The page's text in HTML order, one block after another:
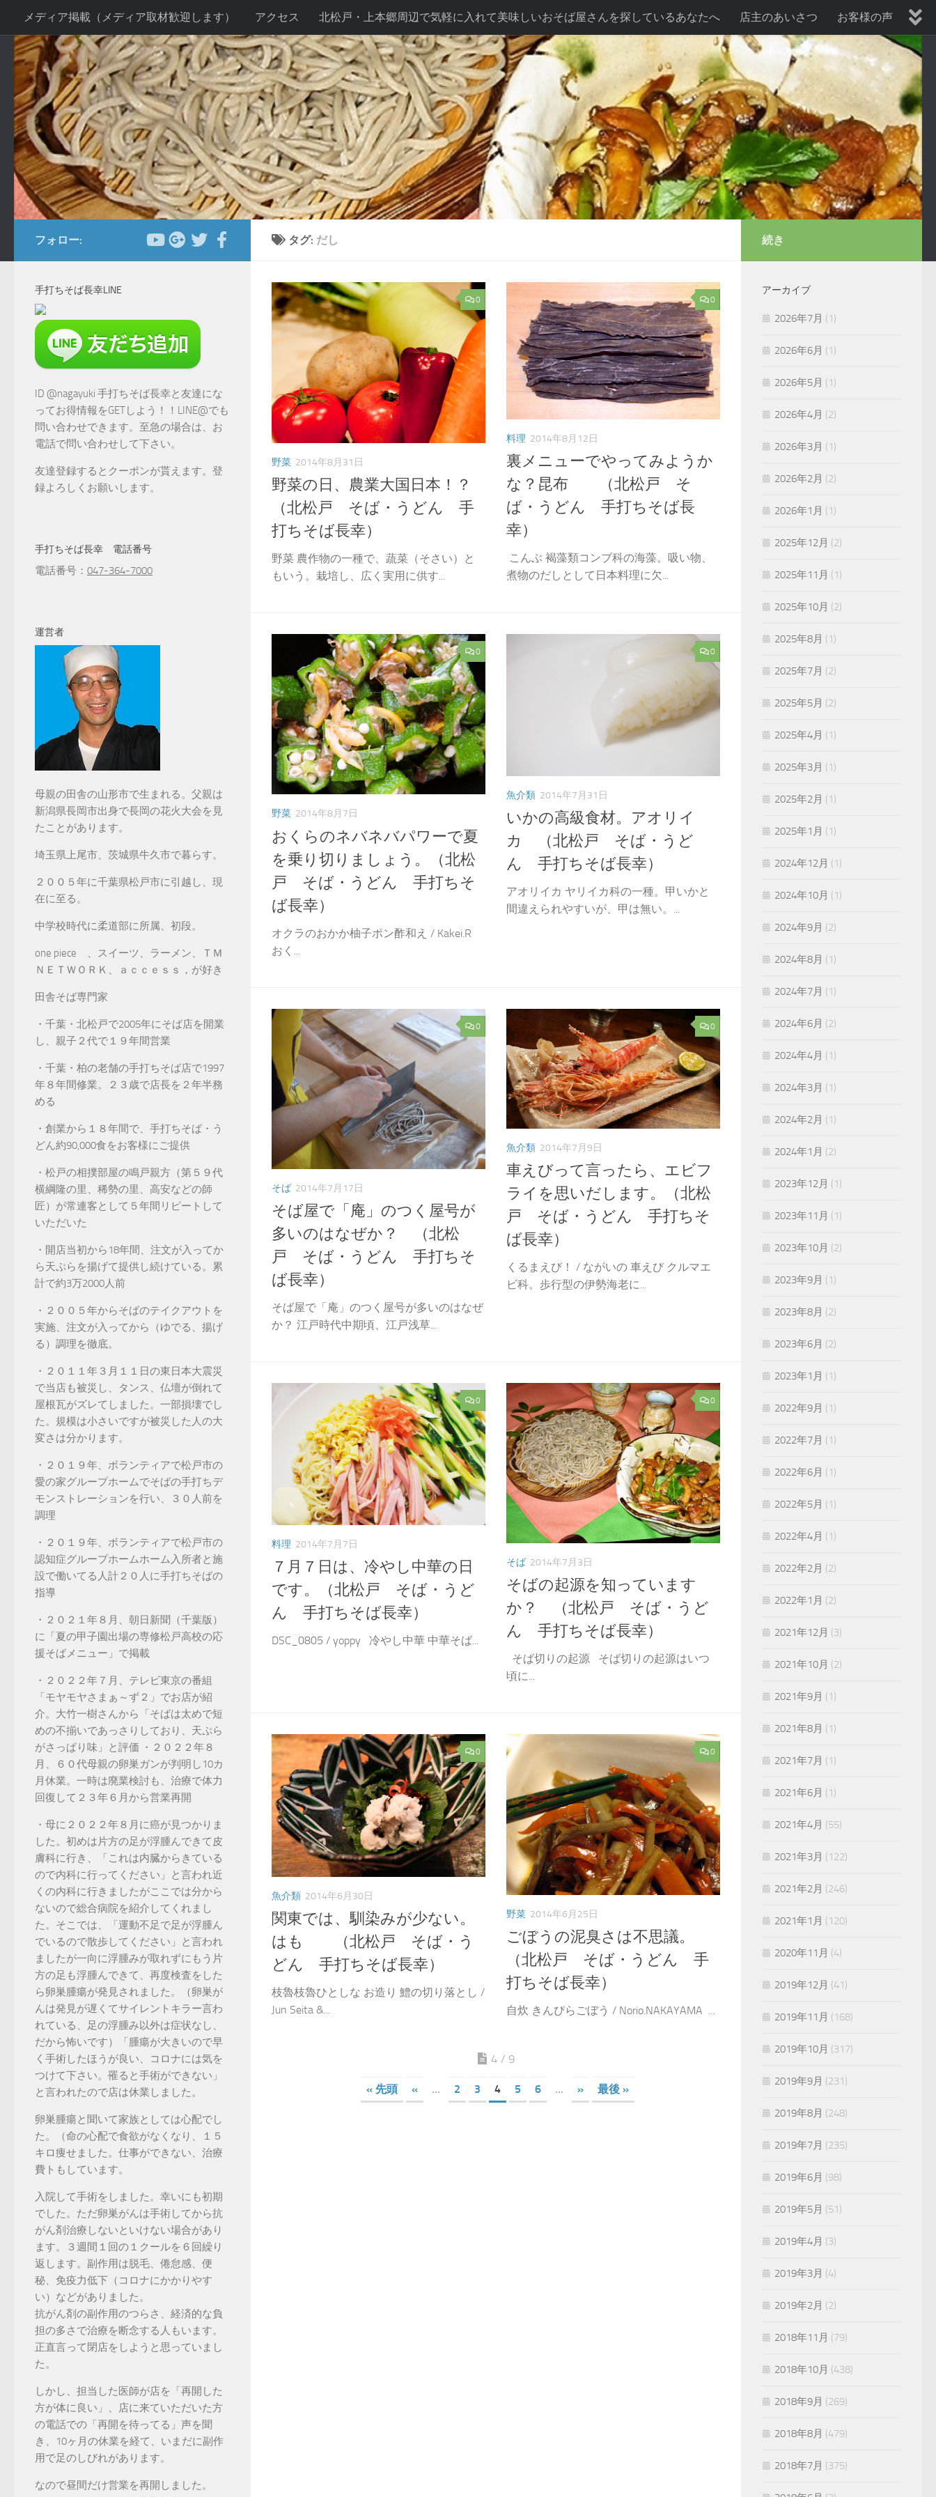
コンテンツへスキップ
メディア掲載（メディア取材歓迎します） アクセス 北松戸・上本郷周辺で気軽に入れて美味しいおそば屋さんを探しているあなたへ 店主のあいさつ お客様の声
お客様の声２ 当店の感染症対策について 手打ちそば長幸こだわり テイクアウト ドリンク 七五三プラン 暑気払い、納涼会プラン 歓送迎会プラン
送別会プラン 新年会プラン 忘年会プラン 法事プラン
タグ: だし
0
野菜 2014年8月31日
野菜の日、農業大国日本！？
（北松戸 そば・うどん 手
打ちそば長幸）
野菜 農作物の一種で、蔬菜（そさい）と
もいう。栽培し、広く実用に供す...
0
料理 2014年8月12日
裏メニューでやってみようか
な？昆布 （北松戸 そ
ば・うどん 手打ちそば長
幸）
こんぶ 褐藻類コンブ科の海藻。吸い物、
煮物のだしとして日本料理に欠...
0
野菜 2014年8月7日
おくらのネバネバパワーで夏
を乗り切りましょう。（北松
戸 そば・うどん 手打ちそ
ば長幸）
オクラのおかか柚子ポン酢和え / Kakei.R
おく...
0
魚介類 2014年7月31日
いかの高級食材。アオリイ
カ （北松戸 そば・うど
ん 手打ちそば長幸）
アオリイカ ヤリイカ科の一種。甲いかと
間違えられやすいが、甲は無い。...
0
そば 2014年7月17日
そば屋で「庵」のつく屋号が
多いのはなぜか？ （北松
戸 そば・うどん 手打ちそ
ば長幸）
そば屋で「庵」のつく屋号が多いのはなぜ
か？ 江戸時代中期頃、江戸浅草...
0
魚介類 2014年7月9日
車えびって言ったら、エビフ
ライを思いだします。（北松
戸 そば・うどん 手打ちそ
ば長幸）
くるまえび！ / ながいの 車えび クルマエ
ビ科。歩行型の伊勢海老に...
0
料理 2014年7月7日
７月７日は、冷やし中華の日
です。（北松戸 そば・うど
ん 手打ちそば長幸）
DSC_0805 / yoppy 冷やし中華 中華そば...
0
そば 2014年7月3日
そばの起源を知っています
か？ （北松戸 そば・うど
ん 手打ちそば長幸）
そば切りの起源 そば切りの起源はいつ
頃に...
0
魚介類 2014年6月30日
関東では、馴染みが少ない。
はも （北松戸 そば・う
どん 手打ちそば長幸）
枝魯枝魯ひとしな お造り 鱧の切り落とし /
Jun Seita &...
0
野菜 2014年6月25日
ごぼうの泥臭さは不思議。
（北松戸 そば・うどん 手
打ちそば長幸）
自炊 きんぴらごぼう / Norio.NAKAYAMA ...
4 / 9
« 先頭 « ... 2 3 4 5 6 ... » 最後 »
フォロー:
手打ちそば長幸LINE
ID @nagayuki 手打ちそば長幸と友達にな
ってお得情報をGETしよう！！LINE@でも
問い合わせできます。至急の場合は、お
電話で問い合わせして下さい。
友達登録するとクーポンが貰えます。登
録よろしくお願いします。
手打ちそば長幸 電話番号
電話番号： 047-364-7000
運営者
母親の田舎の山形市で生まれる。父親は
新潟県長岡市出身で長岡の花火大会を見
たことがあります。
埼玉県上尾市、茨城県牛久市で暮らす。
２００５年に千葉県松戸市に引越し、現
在に至る。
中学校時代に柔道部に所属、初段。
one piece 、スイーツ、ラーメン、ＴＭ
ＮＥＴＷＯＲＫ、ａｃｃｅｓｓ，が好き
田舎そば専門家
・千葉・北松戸で2005年にそば店を開業
し、親子２代で１９年間営業
・千葉・柏の老舗の手打ちそば店で1997
年８年間修業。２３歳で店長を２年半務
める
・創業から１８年間で、手打ちそば・う
どん約90,000食をお客様にご提供
・松戸の相撲部屋の鳴戸親方（第５９代
横綱隆の里、稀勢の里、高安などの師
匠）が常連客として５年間リピートして
いただいた
・開店当初から18年間、注文が入ってか
ら天ぷらを揚げて提供し続けている。累
計で約3万2000人前
・２００５年からそばのテイクアウトを
実施、注文が入ってから（ゆでる、揚げ
る）調理を徹底。
・２０１１年３月１１日の東日本大震災
で当店も被災し、タンス、仏壇が倒れて
屋根瓦がズレてしました。一部損壊でし
た。規模は小さいですが被災した人の大
変さは分かります。
・２０１９年、ボランティアで松戸市の
愛の家グループホームでそばの手打ちデ
モンストレーションを行い、３０人前を
調理
・２０１９年、ボランティアで松戸市の
認知症グループホームホーム入所者と施
設で働いてる人計２０人に手打ちそばの
指導
・２０２１年８月、朝日新聞（千葉版）
に「夏の甲子園出場の専修松戸高校の応
援そばメニュー」で掲載
・２０２２年７月、テレビ東京の番組
「モヤモヤさまぁ～ず２」でお店が紹
介。大竹一樹さんから「そばは太めで短
めの不揃いであっさりしており、天ぷら
がさっぱり味」と評価 ・２０２２年８
月、６０代母親の卵巣ガンが判明し10カ
月休業。一時は廃業検討も、治療で体力
回復して２３年６月から営業再開
・母に２０２２年８月に癌が見つかりま
した。初めは片方の足が浮腫んできて皮
膚科に行き、「これは内臓からきている
ので内科に行ってください」と言われ近
くの内科に行きましたがここでは分から
ないので総合病院を紹介してくれまし
た。そこでは、「運動不足で足が浮腫ん
でいるので散歩してください」と言われ
ましたが一向に浮腫みが取れずにもう片
方の足も浮腫んできて、再度検査をした
ら卵巣腫瘍が発見されました。（卵巣が
んは発見が遅くてサイレントキラー言わ
れている、足の浮腫み以外は症状なし、
だから怖いです）「腫瘍が大きいので早
く手術したほうが良い、コロナには気を
つけて下さい。罹ると手術ができない」
と言われたので店は休業しました。
卵巣腫瘍と聞いて家族としては心配でし
た。（命の心配で食欲がなくなり、１５
キロ痩せました。仕事ができない、治療
費トもしています。
入院して手術をしました。幸いにも初期
でした。ただ卵巣がんは手術してから抗
がん剤治療しないといけない場合があり
ます。３週間１回の１クールを６回繰り
返します。副作用は脱毛、倦怠感、便
秘、免疫力低下（コロナにかかりやす
い）などがありました。
抗がん剤の副作用のつらさ、経済的な負
担の多さで治療を断念する人もいます。
正直言って閉店をしようと思っていまし
た。
しかし、担当した医師が店を「再開した
方が体に良い」、店に来ていただいた方
の電話での「再開を待ってる」声を聞
き、10ヶ月の休業を経て、いまだに副作
用で足のしびれがあります。
なので昼間だけ営業を再開しました。
続き
アーカイブ
2026年7月 (1)
2026年6月 (1)
2026年5月 (1)
2026年4月 (2)
2026年3月 (1)
2026年2月 (2)
2026年1月 (1)
2025年12月 (2)
2025年11月 (1)
2025年10月 (2)
2025年8月 (1)
2025年7月 (2)
2025年5月 (2)
2025年4月 (1)
2025年3月 (1)
2025年2月 (1)
2025年1月 (1)
2024年12月 (1)
2024年10月 (1)
2024年9月 (2)
2024年8月 (1)
2024年7月 (1)
2024年6月 (2)
2024年4月 (1)
2024年3月 (1)
2024年2月 (1)
2024年1月 (2)
2023年12月 (1)
2023年11月 (1)
2023年10月 (2)
2023年9月 (1)
2023年8月 (2)
2023年6月 (2)
2023年1月 (1)
2022年9月 (1)
2022年7月 (1)
2022年6月 (1)
2022年5月 (1)
2022年4月 (1)
2022年2月 (2)
2022年1月 (2)
2021年12月 (3)
2021年10月 (2)
2021年9月 (1)
2021年8月 (1)
2021年7月 (1)
2021年6月 (1)
2021年4月 (55)
2021年3月 (122)
2021年2月 (246)
2021年1月 (120)
2020年11月 (4)
2019年12月 (41)
2019年11月 (168)
2019年10月 (317)
2019年9月 (231)
2019年8月 (248)
2019年7月 (235)
2019年6月 (98)
2019年5月 (51)
2019年4月 (3)
2019年3月 (4)
2019年2月 (2)
2018年11月 (79)
2018年10月 (438)
2018年9月 (269)
2018年8月 (479)
2018年7月 (375)